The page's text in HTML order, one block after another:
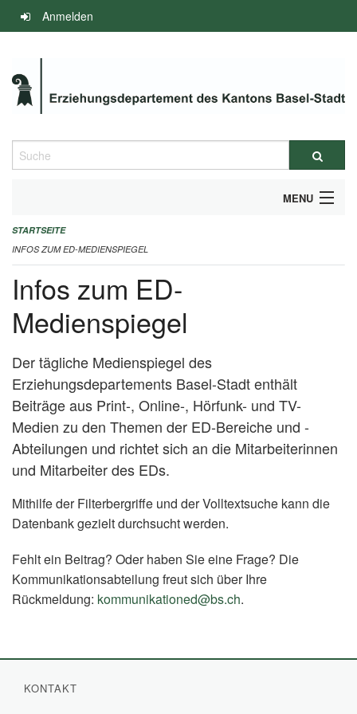
Navigation
überspringen
Anmelden
Suche
MENU
INFOS ZUM ED-MEDIENSPIEGEL
IMPRESSUM
STARTSEITE
INFOS ZUM ED-MEDIENSPIEGEL
Infos zum ED-
Medienspiegel
Der tägliche Medienspiegel des
Erziehungsdepartements Basel-Stadt enthält
Beiträge aus Print-, Online-, Hörfunk- und TV-
Medien zu den Themen der ED-Bereiche und -
Abteilungen und richtet sich an die Mitarbeiterinnen
und Mitarbeiter des EDs.
Mithilfe der Filterbergriffe und der Volltextsuche kann die
Datenbank gezielt durchsucht werden.
Fehlt ein Beitrag? Oder haben Sie eine Frage? Die
Kommunikationsabteilung freut sich über Ihre
Rückmeldung: kommunikationed@bs.ch.
KONTAKT